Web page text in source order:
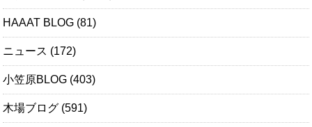
HAAAT BLOG (81)
ニュース (172)
小笠原BLOG (403)
木場ブログ (591)